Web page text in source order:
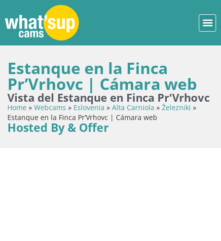
Estanque en la Finca
Pr’Vrhovc | Cámara web
Vista del Estanque en Finca Pr'Vrhovc
Home » Webcams » Eslovenia » Alta Carniola » Železniki »
Estanque en la Finca Pr’Vrhovc | Cámara web
Hosted By & Offer